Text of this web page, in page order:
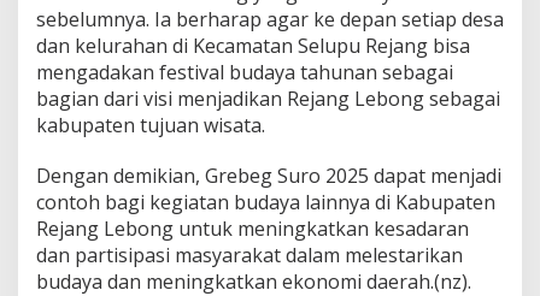
sebelumnya. Ia berharap agar ke depan setiap desa
dan kelurahan di Kecamatan Selupu Rejang bisa
mengadakan festival budaya tahunan sebagai
bagian dari visi menjadikan Rejang Lebong sebagai
kabupaten tujuan wisata.
Dengan demikian, Grebeg Suro 2025 dapat menjadi
contoh bagi kegiatan budaya lainnya di Kabupaten
Rejang Lebong untuk meningkatkan kesadaran
dan partisipasi masyarakat dalam melestarikan
budaya dan meningkatkan ekonomi daerah.(nz).